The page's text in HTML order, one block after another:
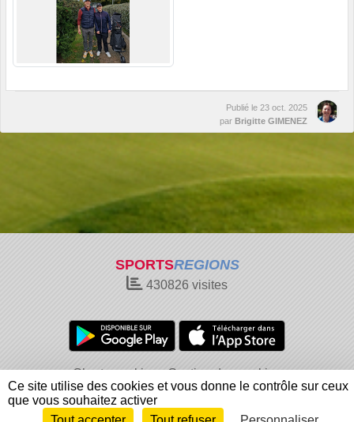
Publié le 23 oct. 2025
par Brigitte GIMENEZ
SPORTSREGIONS
430826 visites
Charte cookies
Gestion des cookies
Informations légales
Signaler un contenu inapproprié
Ce site utilise des cookies et vous donne le contrôle sur ceux
que vous souhaitez activer